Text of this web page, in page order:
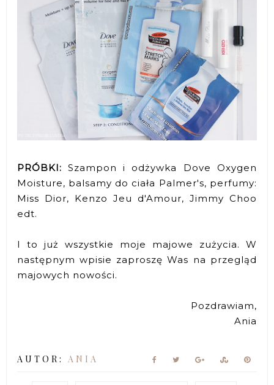
PRÓBKI:Szampon i odżywka Dove Oxygen
Moisture, balsamy do ciała Palmer's, perfumy:
Miss Dior, Kenzo Jeu d'Amour, Jimmy Choo
edt.
I to już wszystkie moje majowe zużycia. W
następnym wpisie zaproszę Was na przegląd
majowych nowości.
Pozdrawiam,
Ania
AUTOR: ANIA